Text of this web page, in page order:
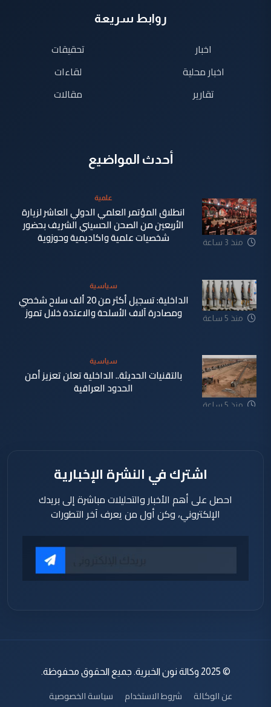
روابط سريعة
اخبار
اخبار محلية
تقارير
تحقيقات
لقاءات
مقالات
أحدث المواضيع
منذ 3 ساعة
علمية
انطلاق المؤتمر العلمي الدولي العاشر لزيارة
الأربعين من الصحن الحسيني الشريف بحضور
شخصيات علمية واكاديمية وحوزوية
منذ 5 ساعة
سياسية
الداخلية: تسجيل أكثر من 20 ألف سلاح شخصي
ومصادرة آلاف الأسلحة والاعتدة خلال تموز
منذ 5 ساعة
سياسية
بالتقنيات الحديثة.. الداخلية تعلن تعزيز أمن
الحدود العراقية
اشترك في النشرة الإخبارية
احصل على أهم الأخبار والتحليلات مباشرة إلى بريدك
الإلكتروني، وكن أول من يعرف آخر التطورات
© 2025 وكالة نون الخبرية. جميع الحقوق محفوظة.
عن الوكالة شروط الاستخدام
سياسة الخصوصية